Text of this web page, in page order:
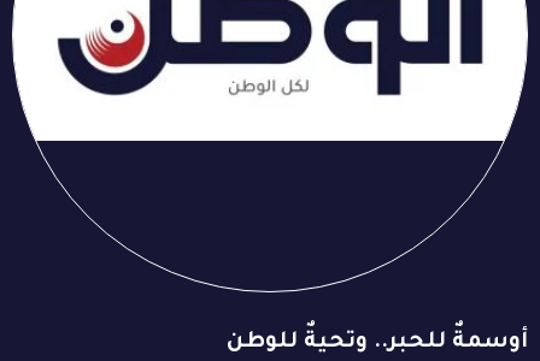
أوسمةٌ للحبر.. وتحيةٌ للوطن